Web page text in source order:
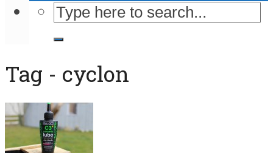
Tag - cyclon